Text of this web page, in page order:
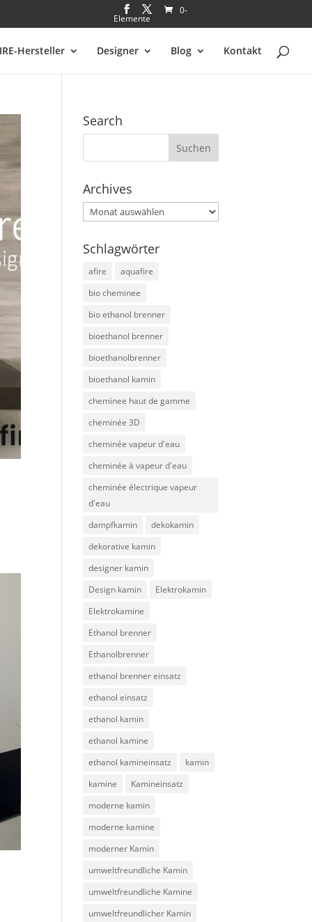
0-
Elemente
Hersteller Designer Blog Kontakt
Search
Archives
Archives
Schlagwörter
afire
aquafire
bio cheminee
bio ethanol brenner
bioethanol brenner
bioethanolbrenner
bioethanol kamin
cheminee haut de gamme
cheminée 3D
cheminée vapeur d'eau
cheminée à vapeur d'eau
cheminée électrique vapeur
d'eau
dampfkamin
dekokamin
dekorative kamin
designer kamin
Design kamin
Elektrokamin
Elektrokamine
Ethanol brenner
Ethanolbrenner
ethanol brenner einsatz
ethanol einsatz
ethanol kamin
ethanol kamine
ethanol kamineinsatz
kamin
kamine
Kamineinsatz
moderne kamin
moderne kamine
moderner Kamin
umweltfreundliche Kamin
umweltfreundliche Kamine
umweltfreundlicher Kamin